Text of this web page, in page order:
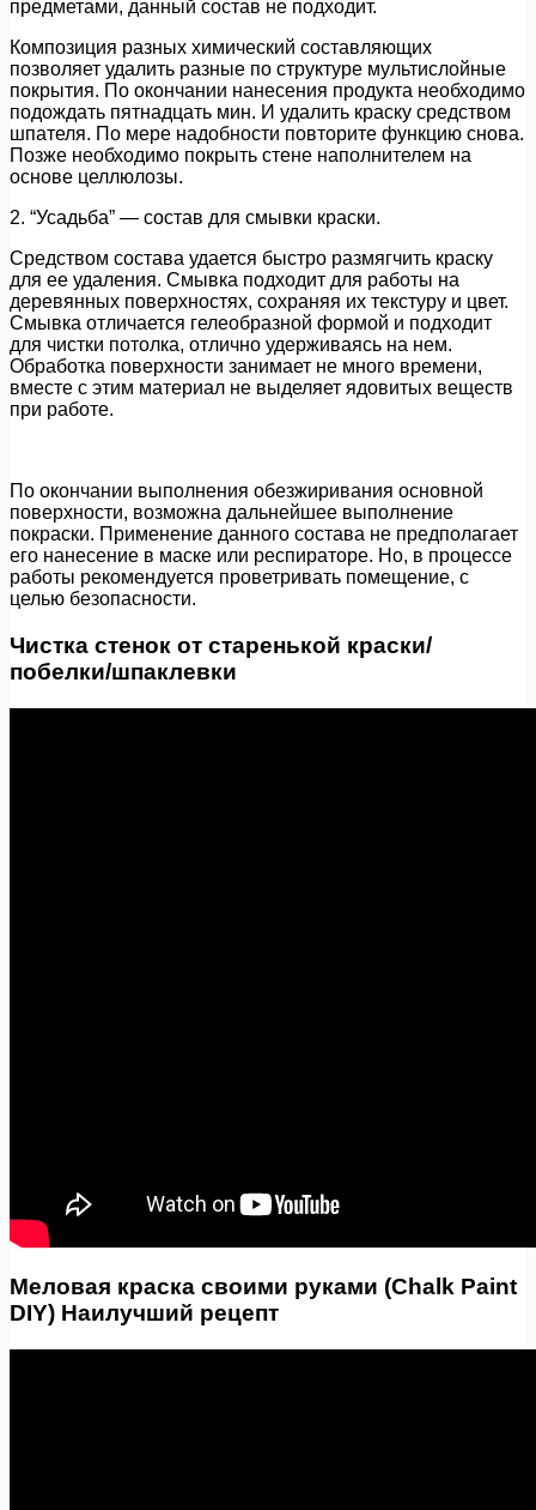
предметами, данный состав не подходит.
Композиция разных химический составляющих
позволяет удалить разные по структуре мультислойные
покрытия. По окончании нанесения продукта необходимо
подождать пятнадцать мин. И удалить краску средством
шпателя. По мере надобности повторите функцию снова.
Позже необходимо покрыть стене наполнителем на
основе целлюлозы.
2. “Усадьба” — состав для смывки краски.
Средством состава удается быстро размягчить краску
для ее удаления. Смывка подходит для работы на
деревянных поверхностях, сохраняя их текстуру и цвет.
Смывка отличается гелеобразной формой и подходит
для чистки потолка, отлично удерживаясь на нем.
Обработка поверхности занимает не много времени,
вместе с этим материал не выделяет ядовитых веществ
при работе.
По окончании выполнения обезжиривания основной
поверхности, возможна дальнейшее выполнение
покраски. Применение данного состава не предполагает
его нанесение в маске или респираторе. Но, в процессе
работы рекомендуется проветривать помещение, с
целью безопасности.
Чистка стенок от старенькой краски/
побелки/шпаклевки
Меловая краска своими руками (Chalk Paint
DIY) Наилучший рецепт